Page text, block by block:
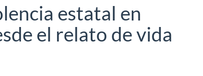
estatal en
el relato de vida